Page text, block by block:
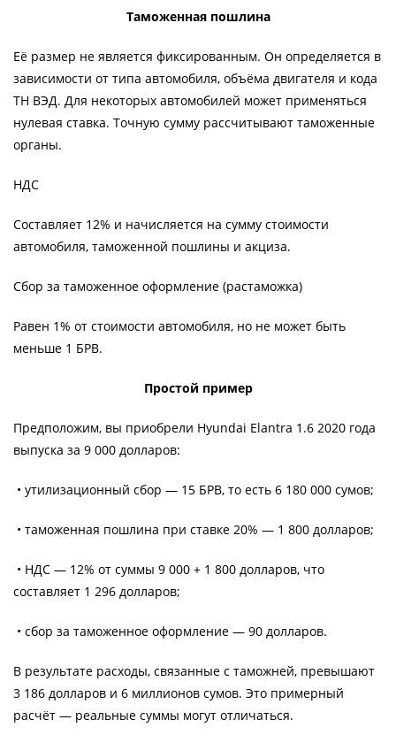
Таможенная пошлина
Её размер не является фиксированным. Он определяется в
зависимости от типа автомобиля, объёма двигателя и кода
ТН ВЭД. Для некоторых автомобилей может применяться
нулевая ставка. Точную сумму рассчитывают таможенные
органы.
НДС
Составляет 12% и начисляется на сумму стоимости
автомобиля, таможенной пошлины и акциза.
Сбор за таможенное оформление (растаможка)
Равен 1% от стоимости автомобиля, но не может быть
меньше 1 БРВ.
Простой пример
Предположим, вы приобрели Hyundai Elantra 1.6 2020 года
выпуска за 9 000 долларов:
• утилизационный сбор — 15 БРВ, то есть 6 180 000 сумов;
• таможенная пошлина при ставке 20% — 1 800 долларов;
• НДС — 12% от суммы 9 000 + 1 800 долларов, что
составляет 1 296 долларов;
• сбор за таможенное оформление — 90 долларов.
В результате расходы, связанные с таможней, превышают
3 186 долларов и 6 миллионов сумов. Это примерный
расчёт — реальные суммы могут отличаться.